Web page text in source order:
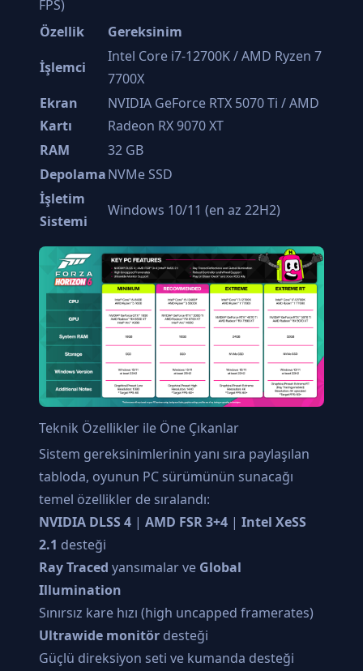
FPS)
Özellik
Gereksinim
İşlemci
Intel Core i7-12700K / AMD Ryzen 7
7700X
Ekran
Kartı
NVIDIA GeForce RTX 5070 Ti / AMD
Radeon RX 9070 XT
RAM
32 GB
DepolamaNVMe SSD
İşletim
Sistemi
Windows 10/11 (en az 22H2)
Teknik Özellikler ile Öne Çıkanlar
Sistem gereksinimlerinin yanı sıra paylaşılan
tabloda, oyunun PC sürümünün sunacağı
temel özellikler de sıralandı:
NVIDIA DLSS 4 | AMD FSR 3+4 | Intel XeSS
2.1 desteği
Ray Traced yansımalar ve Global
Illumination
Sınırsız kare hızı (high uncapped framerates)
Ultrawide monitör desteği
Güçlü direksiyon seti ve kumanda desteği